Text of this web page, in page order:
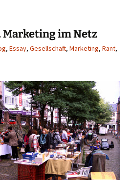
im Netz
, Essay, Gesellschaft, Marketing, Rant,